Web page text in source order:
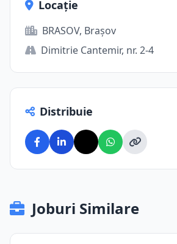
Locație
BRASOV, Brașov
Dimitrie Cantemir, nr. 2-4
Distribuie
Joburi Similare